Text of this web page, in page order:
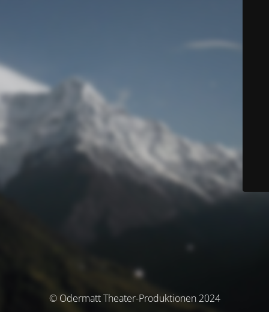
© Odermatt Theater-Produktionen 2024